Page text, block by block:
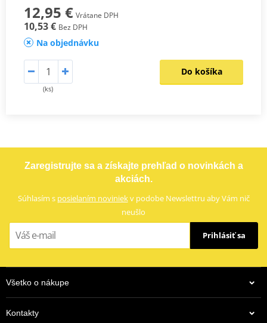
12,95 € Vrátane DPH
10,53 € Bez DPH
Na objednávku
(ks)
Do košíka
Zaregistrujte sa a získajte prehľad o novinkách a
akciách.
Súhlasím s posielaním noviniekv podobe Newslettru aby Vám nič
neušlo
Prihlásiť sa
Všetko o nákupe
Kontakty